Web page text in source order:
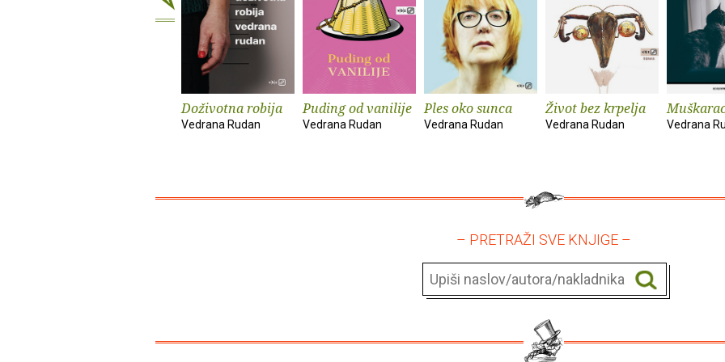
Doživotna robija
Vedrana Rudan
Puding od vanilije
Vedrana Rudan
Ples oko sunca
Vedrana Rudan
Život bez krpelja
Vedrana Rudan Vedrana
– PRETRAŽI SVE KNJIGE –